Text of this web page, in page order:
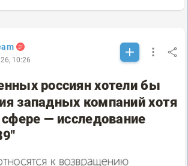
10:26
россиян хотели бы
западных компаний хотя
— исследование